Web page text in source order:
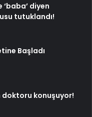
‘baba’ diyen
tutuklandı!
Başladı
doktoru konuşuyor!